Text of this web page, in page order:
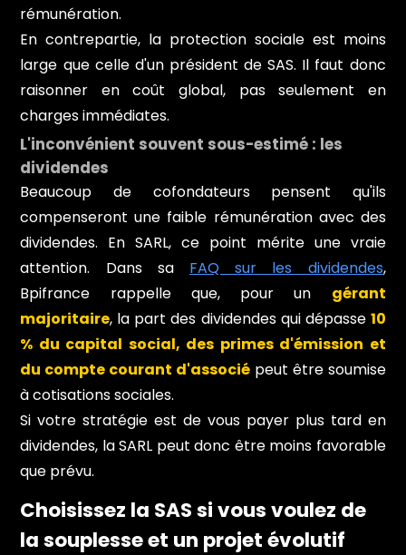
rémunération.
En contrepartie, la protection sociale est moins
large que celle d'un président de SAS. Il faut donc
raisonner en coût global, pas seulement en
charges immédiates.
L'inconvénient souvent sous-estimé : les
dividendes
Beaucoup de cofondateurs pensent qu'ils
compenseront une faible rémunération avec des
dividendes. En SARL, ce point mérite une vraie
attention. Dans sa FAQ sur les dividendes,
Bpifrance rappelle que, pour un gérant
majoritaire, la part des dividendes qui dépasse 10
% du capital social, des primes d'émission et
du compte courant d'associé peut être soumise
à cotisations sociales.
Si votre stratégie est de vous payer plus tard en
dividendes, la SARL peut donc être moins favorable
que prévu.
Choisissez la SAS si vous voulez de
la souplesse et un projet évolutif